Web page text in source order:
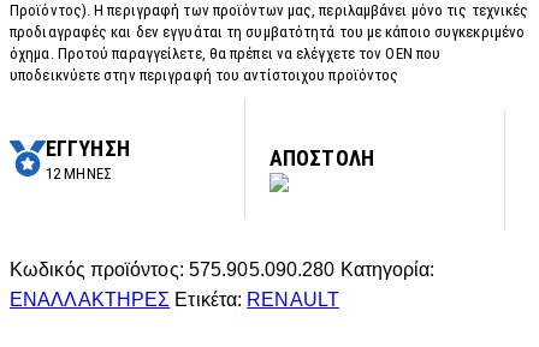
Προϊόντος). Η περιγραφή των προϊόντων μας, περιλαμβάνει μόνο τις τεχνικές
προδιαγραφές και δεν εγγυάται τη συμβατότητά του με κάποιο συγκεκριμένο
όχημα. Προτού παραγγείλετε, θα πρέπει να ελέγχετε τον OEN που
υποδεικνύετε στην περιγραφή του αντίστοιχου προϊόντος
ΕΓΓΥΗΣΗ
12 ΜΗΝΕΣ
ΑΠΟΣΤΟΛΗ
Κωδικός προϊόντος: 575.905.090.280 Κατηγορία:
ΕΝΑΛΛΑΚΤΗΡΕΣ Ετικέτα: RENAULT